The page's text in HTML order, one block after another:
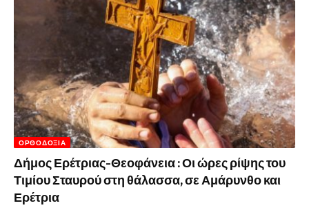
ΟΡΘΟΔΟΞΊΑ
Δήμος Ερέτριας-Θεοφάνεια : Οι ώρες ρίψης του
Τιμίου Σταυρού στη θάλασσα, σε Αμάρυνθο και
Ερέτρια